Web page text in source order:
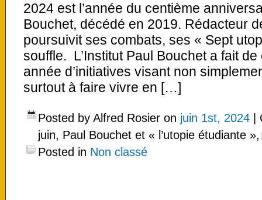
2024 est l’année du centième
Bouchet, décédé en 2019. Rédacteur
poursuivit ses combats, ses « Sept
souffle. L’Institut Paul Bouchet a fait
année d’initiatives visant non
surtout à faire vivre en […]
Posted by Alfred Rosier on juin 1st, 2024
juin, Paul Bouchet et « l’utopie étudiante »,
Posted in Non classé